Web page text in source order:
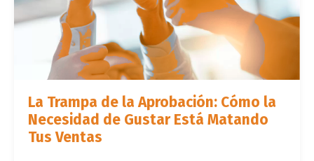
La Trampa de la Aprobación: Cómo la
Necesidad de Gustar Está Matando
Tus Ventas